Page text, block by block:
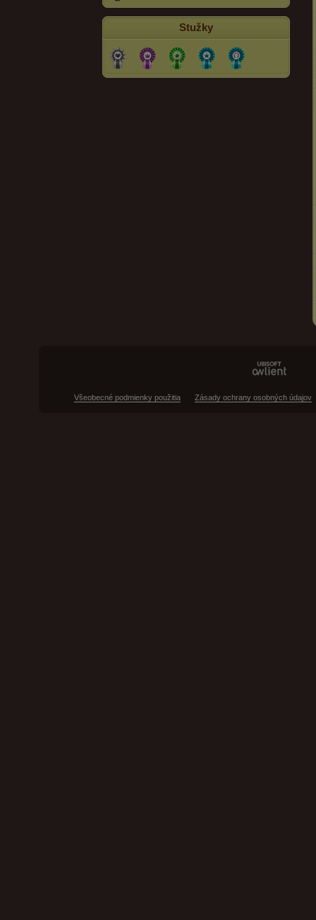
Stužky
Všeobecné podmienky použitia Zásady ochrany osobných údajov